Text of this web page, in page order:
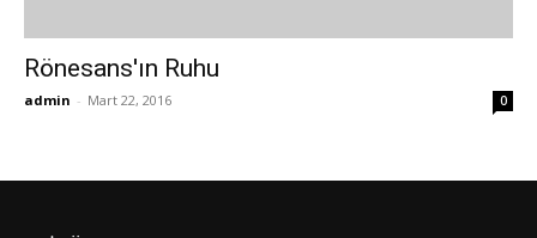
Rönesans'ın Ruhu
admin - Mart 22, 2016 0